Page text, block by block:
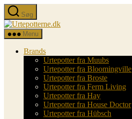
Spring
til
indholdet
Søg
Urtepotterne.dk
Menu
Brands
Urtepotter fra Muubs
Urtepotter fra Bloomingville
Urtepotter fra Broste
Urtepotter fra Ferm Living
Urtepotter fra Hay
Urtepotter fra House Doctor
Urtepotter fra Hübsch